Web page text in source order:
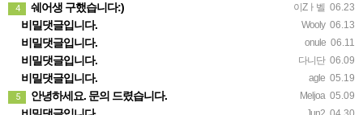
이Zㅏ벨 06.23
4 쉐어생 구했습니다:)
Wooly 06.13
비밀댓글입니다.
onule 06.11
비밀댓글입니다.
다니단 06.09
비밀댓글입니다.
agle 05.19
비밀댓글입니다.
Meljoa 05.09
5 안녕하세요. 문의 드렸습니다.